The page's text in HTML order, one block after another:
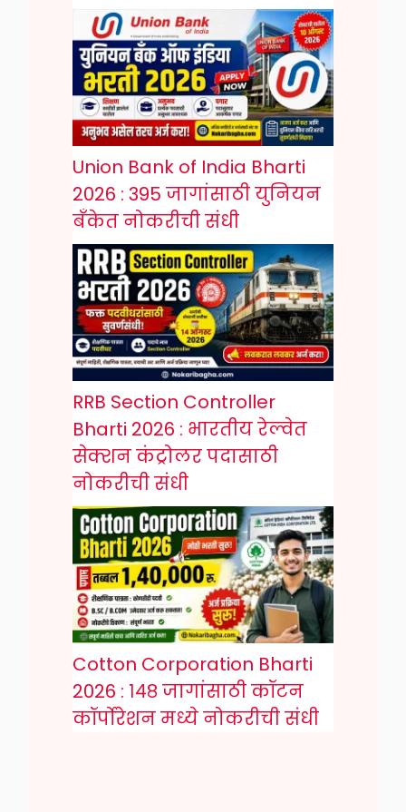
Union Bank of India Bharti
2026 : 395 जागांसाठी युनियन
बँकेत नोकरीची संधी
RRB Section Controller
Bharti 2026 : भारतीय रेल्वेत
सेक्शन कंट्रोलर पदासाठी
नोकरीची संधी
Cotton Corporation Bharti
2026 : १४८ जागांसाठी कॉटन
कॉर्पोरेशन मध्ये नोकरीची संधी